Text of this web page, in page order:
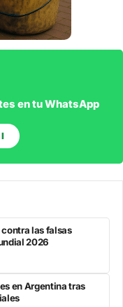
en tu WhatsApp
las falsas
2026
en Argentina tras